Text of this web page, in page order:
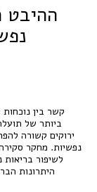
ההיבט
קשר בין
ביותר של
ירוקים קשורה
לשיפור